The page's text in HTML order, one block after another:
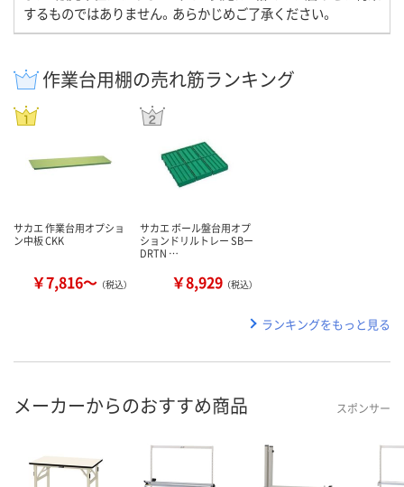
するものではありません。あらかじめご了承ください。
作業台用棚の売れ筋ランキング
サカエ 作業台用オプショ
ン中板 CKK
￥7,816～ （税込）
サカエ ボール盤台用オプ
ションドリルトレー SBー
DRTN …
￥8,929 （税込）
ランキングをもっと見る
メーカーからのおすすめ商品 スポンサー